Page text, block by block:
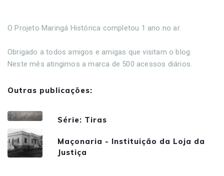
O Projeto Maringá Histórica completou 1 ano no ar.
Obrigado a todos amigos e amigas que visitam o blog.
Neste mês atingimos a marca de 500 acessos diários.
Outras publicações:
Série: Tiras
Maçonaria - Instituição da Loja da
Justiça